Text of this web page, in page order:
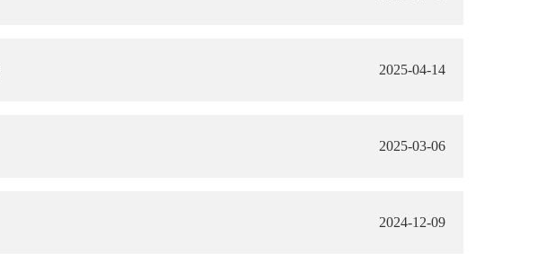
2025-04-14
2025-03-06
2024-12-09